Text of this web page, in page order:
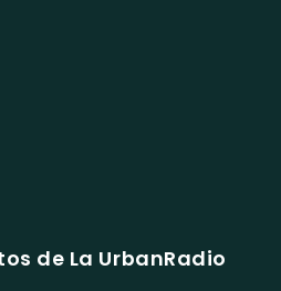
de La UrbanRadio